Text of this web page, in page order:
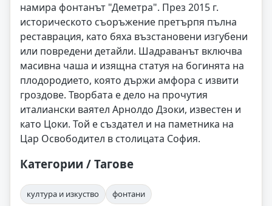
намира фонтанът "Деметра". През 2015 г.
историческото съоръжение претърпя пълна
реставрация, като бяха възстановени изгубени
или повредени детайли. Шадраванът включва
масивна чаша и изящна статуя на богинята на
плодородието, която държи амфора с извити
гроздове. Творбата е дело на прочутия
италиански ваятел Арнолдо Дзоки, известен и
като Цоки. Той е създател и на паметника на
Цар Освободител в столицата София.
Категории / Тагове
култура и изкуство фонтани